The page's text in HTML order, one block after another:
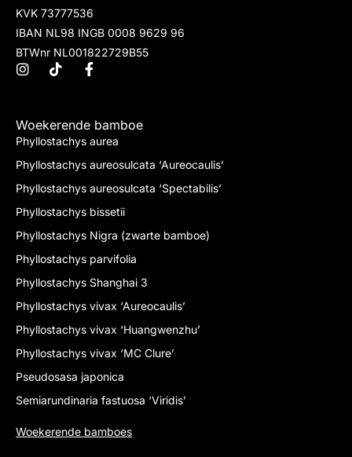
KVK 73777536
IBAN NL98 INGB 0008 9629 96
BTWnr NL001822729B55
Woekerende bamboe
Phyllostachys aurea
Phyllostachys aureosulcata ‘Aureocaulis’
Phyllostachys aureosulcata ‘Spectabilis’
Phyllostachys bissetii
Phyllostachys Nigra (zwarte bamboe)
Phyllostachys parvifolia
Phyllostachys Shanghai 3
Phyllostachys vivax ‘Aureocaulis’
Phyllostachys vivax ‘Huangwenzhu’
Phyllostachys vivax ‘MC Clure’
Pseudosasa japonica
Semiarundinaria fastuosa ‘Viridis’
Woekerende bamboes